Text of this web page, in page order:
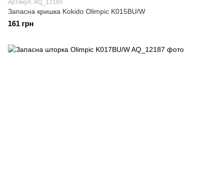
Артикул: AQ_12185
Запасна кришка Kokido Olimpic K015BU/W
161 грн